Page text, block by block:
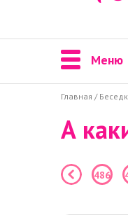
Меню
Главная /
А
486